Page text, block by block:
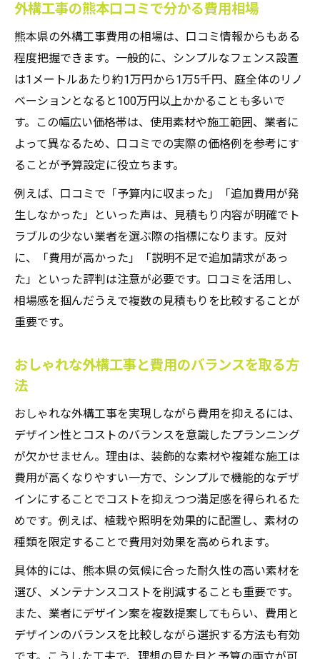
外構工事の熊本口コミで分かる費用相場
熊本県の外構工事費用の相場は、口コミ情報からもある
程度把握できます。一般的に、シンプルなフェンス設置
は1メートルあたり約1万円から1万5千円、庭全体のリノ
ベーションとなると100万円以上かかることも多いで
す。この幅広い価格帯は、使用素材や施工範囲、業者に
よって異なるため、口コミでの実際の価格例を参考にす
ることが予算設定に役立ちます。
例えば、口コミで「予算内に収まった」「追加費用が発
生しなかった」といった声は、見積もり内容が明確でト
ラブルの少ない業者を選ぶ際の指標になります。反対
に、「費用が高かった」「説明不足で追加請求があっ
た」といった評判は注意が必要です。口コミを活用し、
相場感を掴んだうえで複数の見積もりを比較することが
重要です。
おしゃれな外構工事と費用のバランスを取る方
法
おしゃれな外構工事を実現しながら費用を抑えるには、
デザイン性とコストのバランスを意識したプランニング
が欠かせません。理由は、装飾的な素材や複雑な施工は
費用が高くなりやすい一方で、シンプルで機能的なデザ
インにすることでコストを抑えつつ満足感を得られるた
めです。例えば、植栽や照明を効果的に配置し、素材の
種類を限定することで費用対効果を高められます。
具体的には、熊本県の気候に合った耐久性の高い素材を
選び、メンテナンスコストを削減することも重要です。
また、業者にデザイン案を複数提案してもらい、費用と
デザインのバランスを比較しながら選択する方法も有効